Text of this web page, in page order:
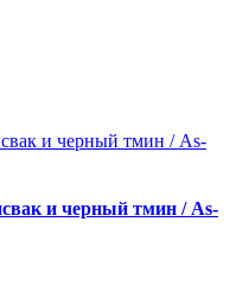
и черный тмин / As-